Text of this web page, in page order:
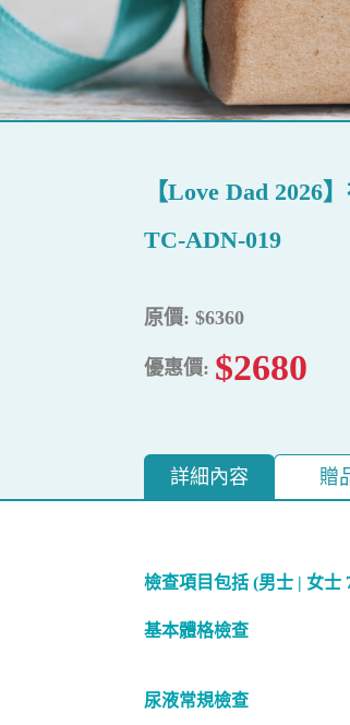
【Love Dad 2026
TC-ADN-019
原價: $6360
優惠價: $2680
詳細內容 贈
檢查項目包括 (男士 | 女士
基本體格檢查
尿液常規檢查